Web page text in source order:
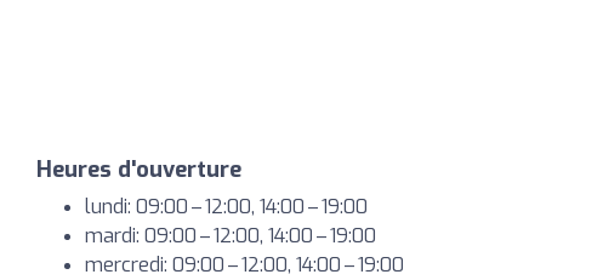
Heures d'ouverture
lundi: 09:00 – 12:00, 14:00 – 19:00
mardi: 09:00 – 12:00, 14:00 – 19:00
mercredi: 09:00 – 12:00, 14:00 – 19:00